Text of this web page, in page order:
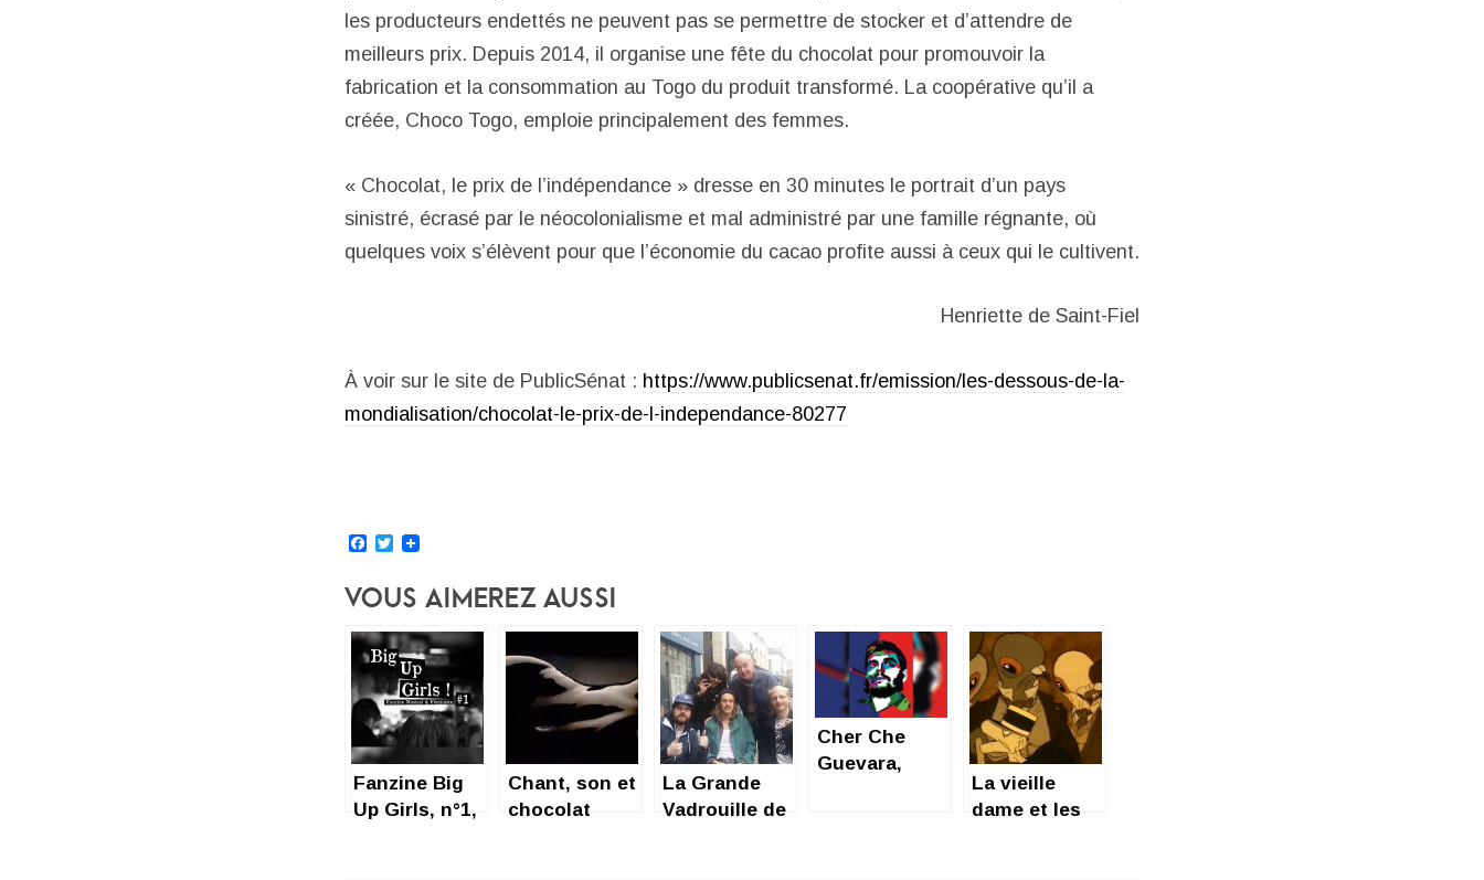
les producteurs endettés ne peuvent pas se permettre de stocker et d’attendre de
meilleurs prix. Depuis 2014, il organise une fête du chocolat pour promouvoir la
fabrication et la consommation au Togo du produit transformé. La coopérative qu’il a
créée, Choco Togo, emploie principalement des femmes.
« Chocolat, le prix de l’indépendance » dresse en 30 minutes le portrait d’un pays
sinistré, écrasé par le néocolonialisme et mal administré par une famille régnante, où
quelques voix s’élèvent pour que l’économie du cacao profite aussi à ceux qui le cultivent.
Henriette de Saint-Fiel
À voir sur le site de PublicSénat : https://www.publicsenat.fr/emission/les-dessous-de-la-
mondialisation/chocolat-le-prix-de-l-independance-80277
Facebook
Twitter
Vous Aimerez Aussi
Fanzine Big
Up Girls, n°1,
Chant, son et
chocolat
La Grande
Vadrouille de
Cher Che
Guevara,
La vieille
dame et les